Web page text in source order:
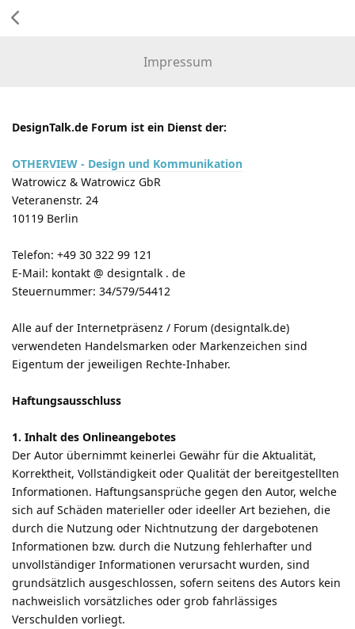
Impressum
DesignTalk.de Forum ist ein Dienst der:
OTHERVIEW - Design und Kommunikation
Watrowicz & Watrowicz GbR
Veteranenstr. 24
10119 Berlin
Telefon: +49 30 322 99 121
E-Mail: kontakt @ designtalk . de
Steuernummer: 34/579/54412
Alle auf der Internetpräsenz / Forum (designtalk.de)
verwendeten Handelsmarken oder Markenzeichen sind
Eigentum der jeweiligen Rechte-Inhaber.
Haftungsausschluss
1. Inhalt des Onlineangebotes
Der Autor übernimmt keinerlei Gewähr für die Aktualität,
Korrektheit, Vollständigkeit oder Qualität der bereitgestellten
Informationen. Haftungsansprüche gegen den Autor, welche
sich auf Schäden materieller oder ideeller Art beziehen, die
durch die Nutzung oder Nichtnutzung der dargebotenen
Informationen bzw. durch die Nutzung fehlerhafter und
unvollständiger Informationen verursacht wurden, sind
grundsätzlich ausgeschlossen, sofern seitens des Autors kein
nachweislich vorsätzliches oder grob fahrlässiges
Verschulden vorliegt.